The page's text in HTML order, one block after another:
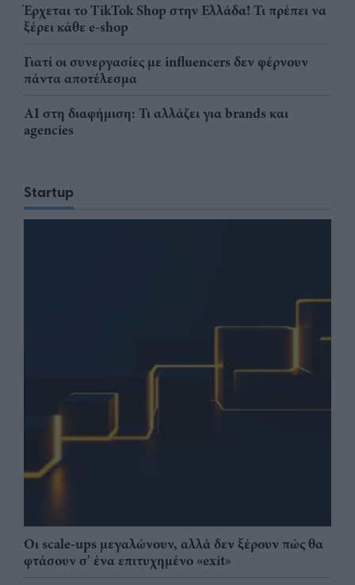
Έρχεται το TikTok Shop στην Ελλάδα! Τι πρέπει να
ξέρει κάθε e-shop
Γιατί οι συνεργασίες με influencers δεν φέρνουν
πάντα αποτέλεσμα
AI στη διαφήμιση: Τι αλλάζει για brands και
agencies
Startup
Οι scale-ups μεγαλώνουν, αλλά δεν ξέρουν πώς θα
φτάσουν σ' ένα επιτυχημένο «exit»